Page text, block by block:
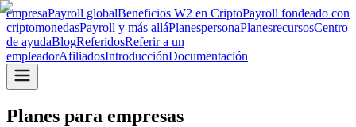
empresaPayroll globalBeneficios W2 en CriptoPayroll fondeado con
criptomonedasPayroll y más alláPlanespersonaPlanesrecursosCentro
de ayudaBlogReferidosReferir a un
empleadorAfiliadosIntroducciónDocumentación
Planes para empresas